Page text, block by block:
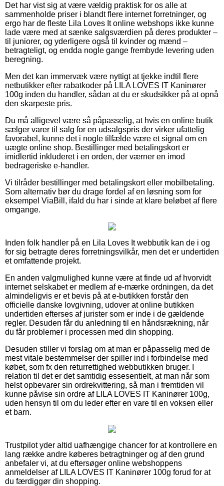
Det har vist sig at være vældig praktisk for os alle at
sammenholde priser i blandt flere internet forretninger, og
ergo har de fleste Lila Loves It online webshops ikke kunne
lade være med at sænke salgsværdien på deres produkter –
til juniorer, og yderligere også til kvinder og mænd –
betragteligt, og endda nogle gange frembyde levering uden
beregning.
Men det kan immervæk være nyttigt at tjekke indtil flere
netbutikker efter rabatkoder på LILA LOVES IT Kaninører
100g inden du handler, sådan at du er skudsikker på at opnå
den skarpeste pris.
Du må alligevel være så påpasselig, at hvis en online butik
sælger varer til salg for en udsalgspris der virker ufattelig
favorabel, kunne det i nogle tilfælde være et signal om en
uægte online shop. Bestillinger med betalingskort er
imidlertid inkluderet i en orden, der værner en imod
bedrageriske e-handler.
Vi tilråder bestillinger med betalingskort eller mobilbetaling.
Som alternativ bør du drage fordel af en løsning som for
eksempel ViaBill, ifald du har i sinde at klare beløbet af flere
omgange.
Inden folk handler på en Lila Loves It webbutik kan de i og
for sig betragte deres forretningsvilkår, men det er undertiden
et omfattende projekt.
En anden valgmulighed kunne være at finde ud af hvorvidt
internet selskabet er medlem af e-mærke ordningen, da det
almindeligvis er et bevis på at e-butikken forstår den
officielle danske lovgivning, udover at online butikken
undertiden efterses af jurister som er inde i de gældende
regler. Desuden får du anledning til en håndsrækning, når
du får problemer i processen med din shopping.
Desuden stiller vi forslag om at man er påpasselig med de
mest vitale bestemmelser der spiller ind i forbindelse med
købet, som fx den returrettighed webbutikken bruger. I
relation til det er det samtidig essesentielt, at man når som
helst opbevarer sin ordrekvittering, så man i fremtiden vil
kunne påvise sin ordre af LILA LOVES IT Kaninører 100g,
uden hensyn til om du leder efter en vare til en voksen eller
et barn.
Trustpilot yder altid uafhængige chancer for at kontrollere en
lang række andre køberes betragtninger og af den grund
anbefaler vi, at du eftersøger online webshoppens
anmeldelser af LILA LOVES IT Kaninører 100g forud for at
du færdiggør din shopping.